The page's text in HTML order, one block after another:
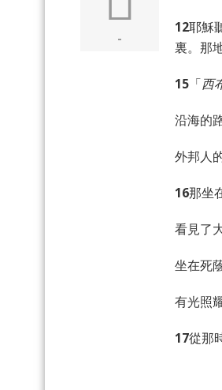
-
12耶穌
裏。那
15 「西
沿海的
外邦人
16那坐
看見了
坐在死
有光照
17從那